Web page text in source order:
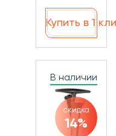
Купить в 1
В наличии
скидка
14%